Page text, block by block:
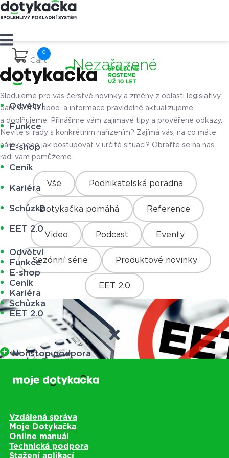
Cart
Odvětví
Funkce
E-shop
Ceník
Kariéra
Schůzka
EET 2.0
Odvětví
Funkce
E-shop
Ceník
Kariéra
Schůzka
EET 2.0
Nonstop podpora
Vzdálená správa
Moje Dotykačka
Online manuál
Technická podpora
Stažení aplikací
Nezařazené
Sledujeme pro vás čerstvé novinky a změny z oblasti legislativy,
daní, GDPR apod. a informace pravidelně aktualizujeme
a doplňujeme. Přinášíme vám zajímavé tipy a prověřené odkazy.
Nevíte si rady s konkrétním nařízením? Zajímá vás, na co máte
nárok nebo jak postupovat v určité situaci? Obraťte se na nás,
rádi vám pomůžeme.
Vše Podnikatelská poradna
Dotykačka pomáhá Reference
Video Podcast Eventy
Sezónní série Produktové novinky
EET 2.0
Nezařazené
Odklad EET až na 1. ledna 2023